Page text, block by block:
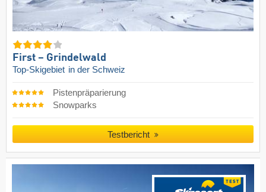
First – Grindelwald
Top-Skigebiet in der Schweiz
Pistenpräparierung
Snowparks
Testbericht